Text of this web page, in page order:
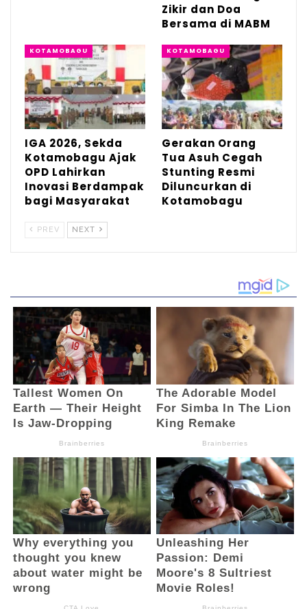
Zikir dan Doa
Bersama di MABM
KOTAMOBAGU
IGA 2026, Sekda
Kotamobagu Ajak
OPD Lahirkan
Inovasi Berdampak
bagi Masyarakat
KOTAMOBAGU
Gerakan Orang
Tua Asuh Cegah
Stunting Resmi
Diluncurkan di
Kotamobagu
PREV NEXT